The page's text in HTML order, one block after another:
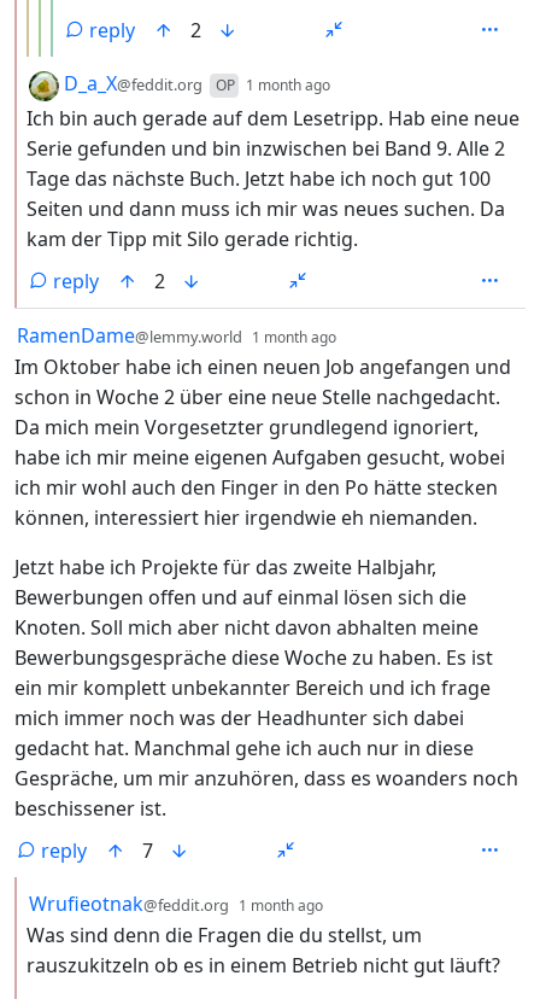
reply
2
by
D_a_X@feddit.org OP 1 month ago
Ich bin auch gerade auf dem Lesetripp. Hab eine neue
Serie gefunden und bin inzwischen bei Band 9. Alle 2
Tage das nächste Buch. Jetzt habe ich noch gut 100
Seiten und dann muss ich mir was neues suchen. Da
kam der Tipp mit Silo gerade richtig.
reply
2
by
RamenDame@lemmy.world 1 month ago
Im Oktober habe ich einen neuen Job angefangen und
schon in Woche 2 über eine neue Stelle nachgedacht.
Da mich mein Vorgesetzter grundlegend ignoriert,
habe ich mir meine eigenen Aufgaben gesucht, wobei
ich mir wohl auch den Finger in den Po hätte stecken
können, interessiert hier irgendwie eh niemanden.
Jetzt habe ich Projekte für das zweite Halbjahr,
Bewerbungen offen und auf einmal lösen sich die
Knoten. Soll mich aber nicht davon abhalten meine
Bewerbungsgespräche diese Woche zu haben. Es ist
ein mir komplett unbekannter Bereich und ich frage
mich immer noch was der Headhunter sich dabei
gedacht hat. Manchmal gehe ich auch nur in diese
Gespräche, um mir anzuhören, dass es woanders noch
beschissener ist.
reply
7
by
Wrufieotnak@feddit.org 1 month ago
Was sind denn die Fragen die du stellst, um
rauszukitzeln ob es in einem Betrieb nicht gut läuft?